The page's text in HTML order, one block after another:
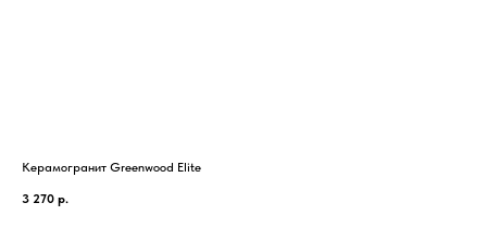
Керамогранит Greenwood Elite
3 270 р.